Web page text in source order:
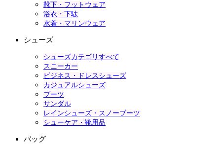
靴下・フットウェア
浴衣・下駄
水着・マリンウェア
シューズ
シューズカテゴリすべて
スニーカー
ビジネス・ドレスシューズ
カジュアルシューズ
ブーツ
サンダル
レインシューズ・スノーブーツ
シューケア・靴用品
バッグ